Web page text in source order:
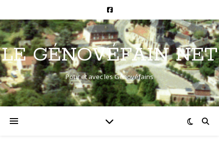
LE GÉNOVÉFAIN NET
Pour et avec les Génovéfains